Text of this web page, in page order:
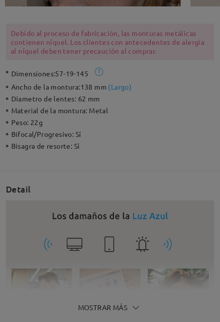
Debido al proceso de fabricación, las monturas metálicas
contienen níquel. Los clientes con antecedentes de alergia
al níquel deben tener precaución al comprar.
Dimensiones:57-19-145
Ancho de la montura:138 mm (Largo)
Diametro de lentes: 62 mm
Material de la montura: Metal
Peso: 22g
Bifocal/Progresivo: Sí
Bisagra de resorte: Sí
Detail
MOSTRAR MÁS